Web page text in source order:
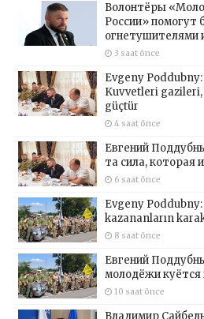
Волонтёры
России» помогут
огнетушителями
3 saat önce
Evgeny
Kuvvetleri
güçtür
4 saat önce
Евгений
та сила, которая
6 saat önce
Evgeny
kazananların
8 saat önce
Евгений
молодёжи куётся
10 saat önce